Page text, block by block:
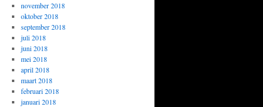
november 2018
oktober 2018
september 2018
juli 2018
juni 2018
mei 2018
april 2018
maart 2018
februari 2018
januari 2018